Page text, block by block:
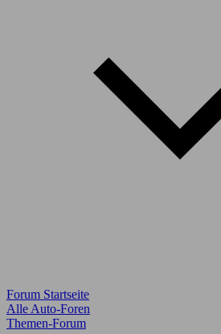
Forum Startseite
Alle Auto-Foren
Themen-Forum